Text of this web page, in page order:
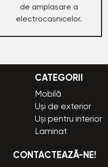
de amplasare a
electrocasnicelor.
CATEGORII
Mobilă
Uși de exterior
Uși pentru interior
Laminat
CONTACTEAZĂ-NE!